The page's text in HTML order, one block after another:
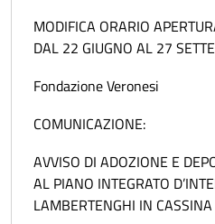
MODIFICA ORARIO
DAL 22 GIUGNO AL 27
Fondazione Veronesi
COMUNICAZIONE:
AVVISO DI ADOZIONE E
AL PIANO INTEGRATO
LAMBERTENGHI IN